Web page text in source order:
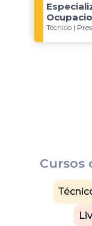
Técnico |
Cursos